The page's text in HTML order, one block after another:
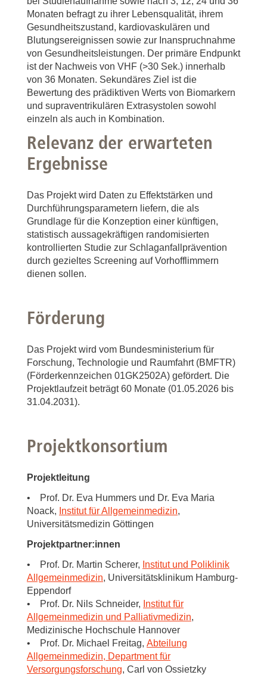
Monaten befragt zu ihrer Lebensqualität, ihrem
Gesundheitszustand, kardiovaskulären und
Blutungsereignissen sowie zur Inanspruchnahme
von Gesundheitsleistungen. Der primäre Endpunkt
ist der Nachweis von VHF (>30 Sek.) innerhalb
von 36 Monaten. Sekundäres Ziel ist die
Bewertung des prädiktiven Werts von Biomarkern
und supraventrikulären Extrasystolen sowohl
einzeln als auch in Kombination.
Relevanz der erwarteten
Ergebnisse
Das Projekt wird Daten zu Effektstärken und
Durchführungsparametern liefern, die als
Grundlage für die Konzeption einer künftigen,
statistisch aussagekräftigen randomisierten
kontrollierten Studie zur Schlaganfallprävention
durch gezieltes Screening auf Vorhofflimmern
dienen sollen.
Förderung
Das Projekt wird vom Bundesministerium für
Forschung, Technologie und Raumfahrt (BMFTR)
(Förderkennzeichen 01GK2502A) gefördert. Die
Projektlaufzeit beträgt 60 Monate (01.05.2026 bis
31.04.2031).
Projektkonsortium
Projektleitung
• Prof. Dr. Eva Hummers und Dr. Eva Maria
Noack, Institut für Allgemeinmedizin,
Universitätsmedizin Göttingen
Projektpartner:innen
• Prof. Dr. Martin Scherer, Institut und Poliklinik
Allgemeinmedizin, Universitätsklinikum Hamburg-
Eppendorf
• Prof. Dr. Nils Schneider, Institut für
Allgemeinmedizin und Palliativmedizin,
Medizinische Hochschule Hannover
• Prof. Dr. Michael Freitag, Abteilung
Allgemeinmedizin, Department für
Versorgungsforschung, Carl von Ossietzky